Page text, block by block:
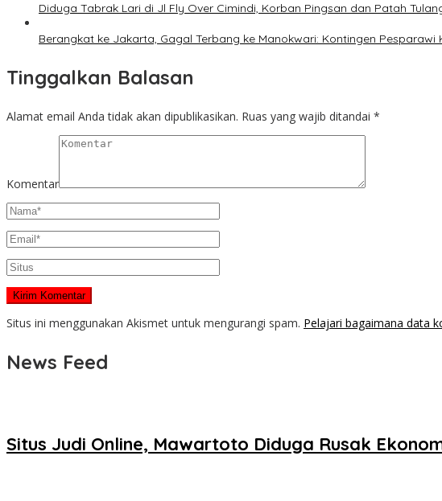
Diduga Tabrak Lari di Jl Fly Over Cimindi, Korban Pingsan dan Patah
Berangkat ke Jakarta, Gagal Terbang ke Manokwari: Kontingen
Tinggalkan Balasan
Alamat email Anda tidak akan dipublikasikan. Ruas yang wajib ditandai *
Komentar
Situs ini menggunakan Akismet untuk mengurangi spam. Pelajari bagaimana data
News Feed
Situs Judi Online, Mawartoto Diduga Rusak